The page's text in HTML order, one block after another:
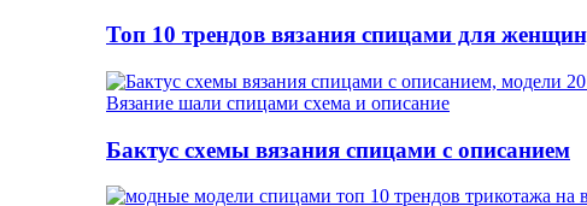
Топ 10 трендов вязания спицами для
Вязание шали спицами схема и описание
Бактус схемы вязания спицами с описанием